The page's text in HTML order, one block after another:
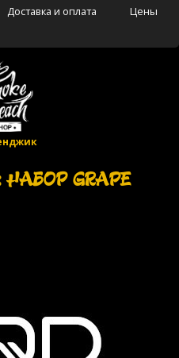
Доставка и оплата
Цены
НАБОР GRAPE